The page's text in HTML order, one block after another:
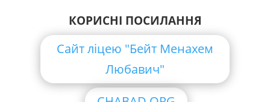
КОРИСНІ ПОСИЛАННЯ
Сайт ліцею "Бейт Менахем
Любавич"